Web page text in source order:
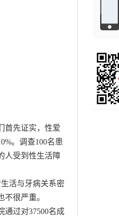
首先证实，性爱
。调查100名患
人受到性生活障
活与牙病关系密
很严重。
过对37500名成